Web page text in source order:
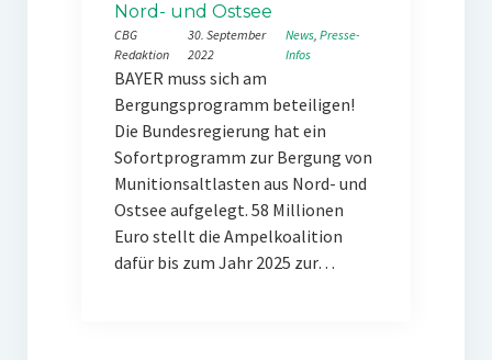
Nord- und Ostsee
CBG
Redaktion
30. September
2022
News, Presse-
Infos
BAYER muss sich am
Bergungsprogramm beteiligen!
Die Bundesregierung hat ein
Sofortprogramm zur Bergung von
Munitionsaltlasten aus Nord- und
Ostsee aufgelegt. 58 Millionen
Euro stellt die Ampelkoalition
dafür bis zum Jahr 2025 zur…